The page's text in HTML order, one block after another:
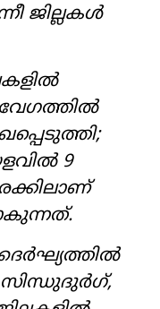
ജില്ലകൾ
9
സിന്ധുദുർഗ്,